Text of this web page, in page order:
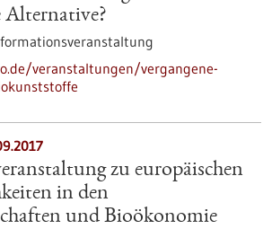
veranstaltungen/vergangene-
zu europäischen
in den
und Bioökonomie